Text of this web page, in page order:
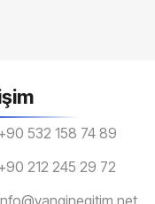
532 158 74 89
212 245 29 72